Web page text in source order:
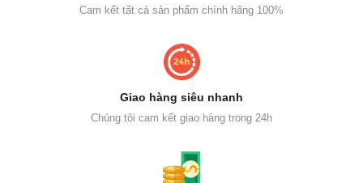
Cam kết tất cả sản phẩm chính hãng 100%
Giao hàng siêu nhanh
Chúng tôi cam kết giao hàng trong 24h